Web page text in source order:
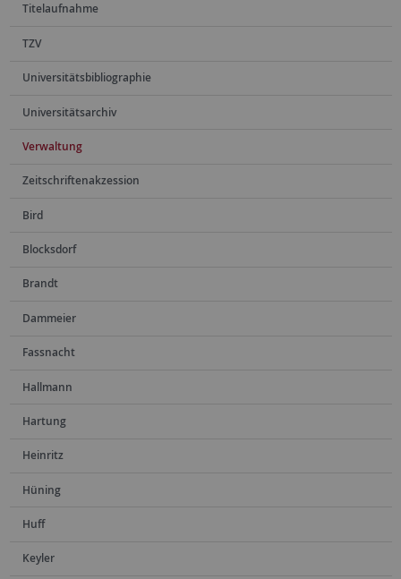
Titelaufnahme
TZV
Universitätsbibliographie
Universitätsarchiv
Verwaltung
Zeitschriftenakzession
Bird
Blocksdorf
Brandt
Dammeier
Fassnacht
Hallmann
Hartung
Heinritz
Hüning
Huff
Keyler